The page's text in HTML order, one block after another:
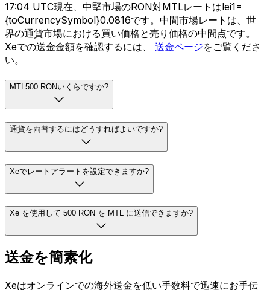
17:04 UTC現在、中堅市場のRON対MTLレートはlei1=
{toCurrencySymbol}0.0816です。中間市場レートは、世
界の通貨市場における買い価格と売り価格の中間点です。
Xeでの送金金額を確認するには、 送金ページをご覧くださ
い。
MTL500 RONいくらですか?
通貨を両替するにはどうすればよいですか?
Xeでレートアラートを設定できますか?
Xe を使用して 500 RON を MTL に送信できますか?
送金を簡素化
Xeはオンラインでの海外送金を低い手数料で迅速にお手伝